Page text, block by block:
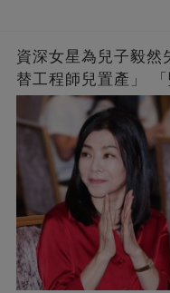
資深女星為兒子毅然
替工程師兒置產」